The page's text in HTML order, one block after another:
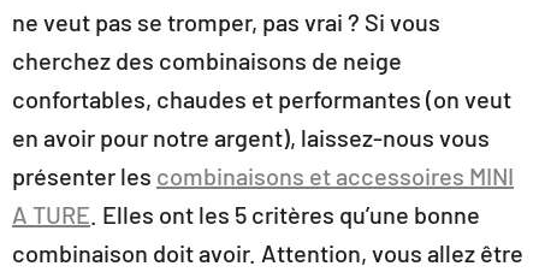
ne veut pas se tromper, pas vrai ? Si vous
cherchez des combinaisons de neige
confortables, chaudes et performantes (on veut
en avoir pour notre argent), laissez-nous vous
présenter les combinaisons et accessoires MINI
A TURE . Elles ont les 5 critères qu’une bonne
combinaison doit avoir. Attention, vous allez être